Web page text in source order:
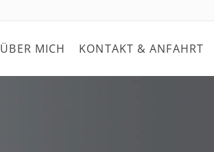
ÜBER MICH KONTAKT & ANFAHRT